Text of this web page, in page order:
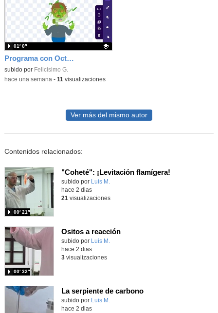
Programa con OctoStudio, un juego homenajeando al House of the dead con Zombies
Contenido educativo.
subido por Felicisimo G.
01′ 0″
-hace una semana - 11 visualizaciones
Ver más del mismo autor
Contenidos relacionados:
"Coheté": ¡Levitación flamígera!
Contenido educativo.
subido por Luis M.
00′ 21″
hace 2 dias
21 visualizaciones
Ositos a reacción
Contenido educativo.
subido por Luis M.
00′ 32″
hace 2 dias
3visualizaciones
La serpiente de carbono
Contenido educativo.
subido por Luis M.
hace 2 dias